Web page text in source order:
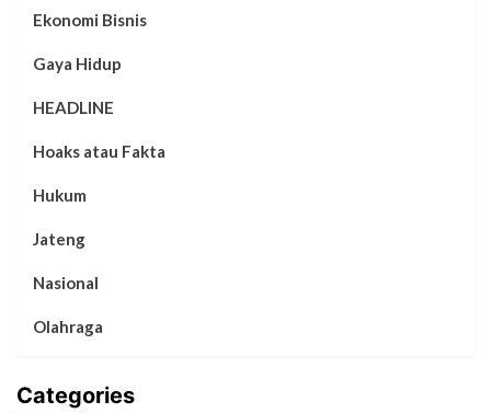
Ekonomi Bisnis
Gaya Hidup
HEADLINE
Hoaks atau Fakta
Hukum
Jateng
Nasional
Olahraga
Categories